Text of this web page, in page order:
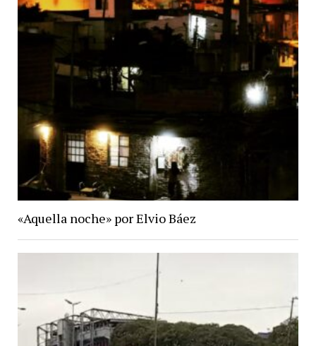
«Aquella noche» por Elvio Báez